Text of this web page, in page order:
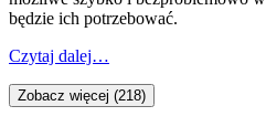
będzie ich potrzebować.
Czytaj dalej…
Zobacz więcej (218)